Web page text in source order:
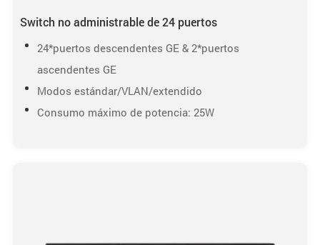
Switch no administrable de 24 puertos
24*puertos descendentes GE & 2*puertos
ascendentes GE
Modos estándar/VLAN/extendido
Consumo máximo de potencia: 25W